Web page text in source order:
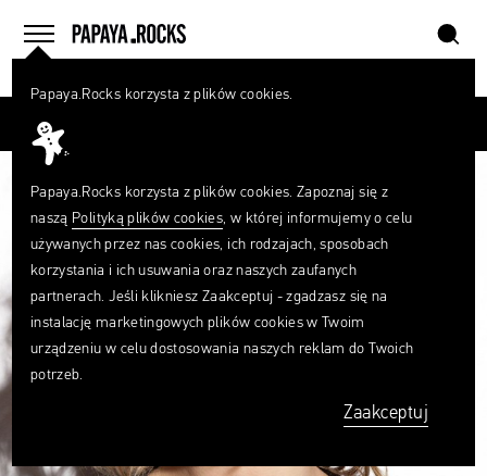
menu
home szukaj
Papaya.Rocks korzysta z plików cookies.
Papaya.Rocks korzysta z plików cookies. Zapoznaj się z
naszą Polityką plików cookies, w której informujemy o celu
używanych przez nas cookies, ich rodzajach, sposobach
korzystania i ich usuwania oraz naszych zaufanych
partnerach. Jeśli klikniesz Zaakceptuj - zgadzasz się na
instalację marketingowych plików cookies w Twoim
urządzeniu w celu dostosowania naszych reklam do Twoich
potrzeb.
Zaakceptuj
Czego
szukasz?